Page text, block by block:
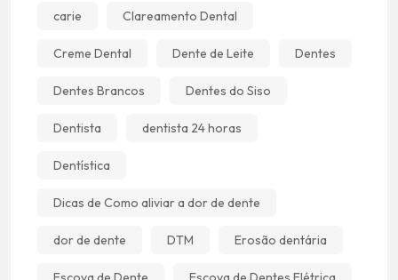
carie Clareamento Dental
Creme Dental Dente de Leite Dentes
Dentes Brancos Dentes do Siso
Dentista dentista 24 horas
Dentística
Dicas de Como aliviar a dor de dente
dor de dente DTM Erosão dentária